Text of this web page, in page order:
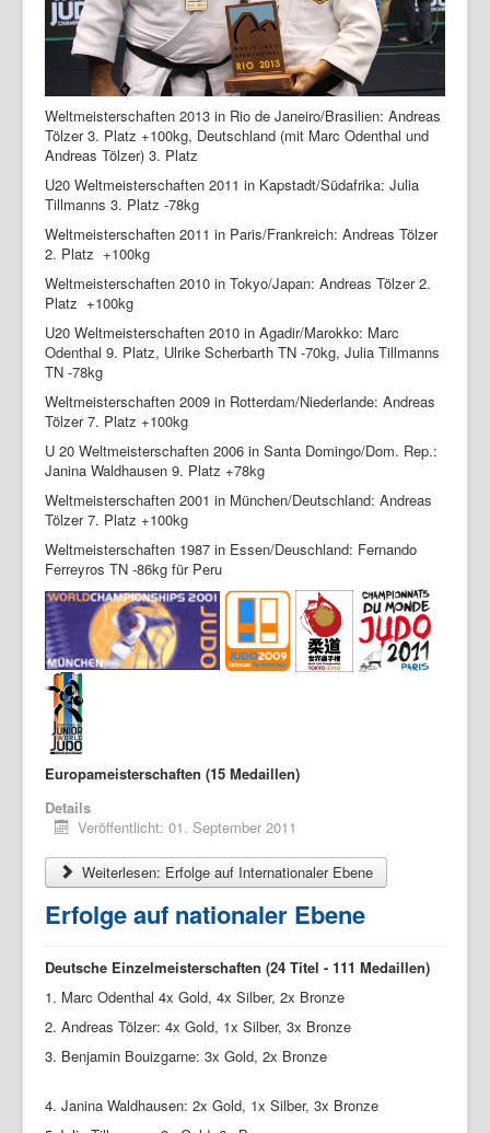
Weltmeisterschaften 2013 in Rio de Janeiro/Brasilien: Andreas
Tölzer 3. Platz +100kg, Deutschland (mit Marc Odenthal und
Andreas Tölzer) 3. Platz
U20 Weltmeisterschaften 2011 in Kapstadt/Südafrika: Julia
Tillmanns 3. Platz -78kg
Weltmeisterschaften 2011 in Paris/Frankreich: Andreas Tölzer
2. Platz +100kg
Weltmeisterschaften 2010 in Tokyo/Japan: Andreas Tölzer 2.
Platz +100kg
U20 Weltmeisterschaften 2010 in Agadir/Marokko: Marc
Odenthal 9. Platz, Ulrike Scherbarth TN -70kg, Julia Tillmanns
TN -78kg
Weltmeisterschaften 2009 in Rotterdam/Niederlande: Andreas
Tölzer 7. Platz +100kg
U 20 Weltmeisterschaften 2006 in Santa Domingo/Dom. Rep.:
Janina Waldhausen 9. Platz +78kg
Weltmeisterschaften 2001 in München/Deutschland: Andreas
Tölzer 7. Platz +100kg
Weltmeisterschaften 1987 in Essen/Deuschland: Fernando
Ferreyros TN -86kg für Peru
Europameisterschaften (15 Medaillen)
Details
Veröffentlicht: 01. September 2011
Weiterlesen: Erfolge auf Internationaler Ebene
Erfolge auf nationaler Ebene
Deutsche Einzelmeisterschaften (24 Titel - 111 Medaillen)
1. Marc Odenthal 4x Gold, 4x Silber, 2x Bronze
2. Andreas Tölzer: 4x Gold, 1x Silber, 3x Bronze
3. Benjamin Bouizgarne: 3x Gold, 2x Bronze
4. Janina Waldhausen: 2x Gold, 1x Silber, 3x Bronze